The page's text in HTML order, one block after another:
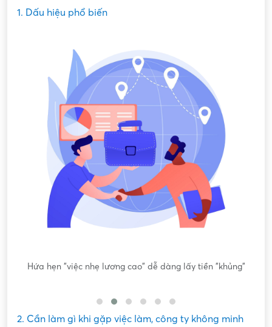
1. Dấu hiệu phổ biến
Hứa hẹn "việc nhẹ lương cao" dễ dàng lấy tiền "khủng"
2. Cần làm gì khi gặp việc làm, công ty không minh